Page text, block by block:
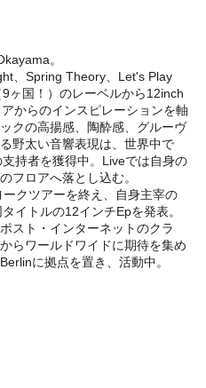
。
、Spring Theory、Let's Play
ヶ国！）のレーベルから12inch
からのインスピレーションを軸
クの高揚感、陶酔感、グルーヴ
野太い音響表現は、世界中で
持者を獲得中。Liveでは自身の
フロアへ落とし込む。
クツアーを終え、自身主宰の
イトルの12インチEpを発表。
スト・インターネットのクラ
らワールドワイドに期待を集め
に拠点を置き、活動中。